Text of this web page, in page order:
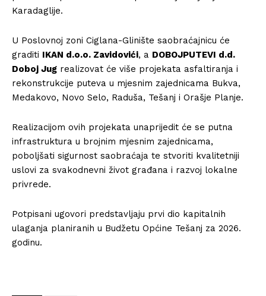
Karadaglije.
U Poslovnoj zoni Ciglana-Glinište saobraćajnicu će
graditi IKAN d.o.o. Zavidovići, a DOBOJPUTEVI d.d.
Doboj Jug realizovat će više projekata asfaltiranja i
rekonstrukcije puteva u mjesnim zajednicama Bukva,
Medakovo, Novo Selo, Raduša, Tešanj i Orašje Planje.
Realizacijom ovih projekata unaprijedit će se putna
infrastruktura u brojnim mjesnim zajednicama,
poboljšati sigurnost saobraćaja te stvoriti kvalitetniji
uslovi za svakodnevni život građana i razvoj lokalne
privrede.
Potpisani ugovori predstavljaju prvi dio kapitalnih
ulaganja planiranih u Budžetu Općine Tešanj za 2026.
godinu.